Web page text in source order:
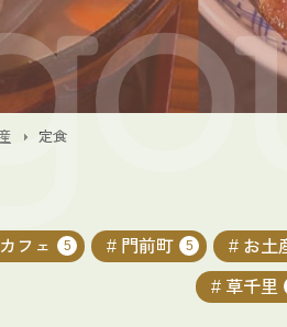
定食
カフェ 5 門前町 5 お土
草千里